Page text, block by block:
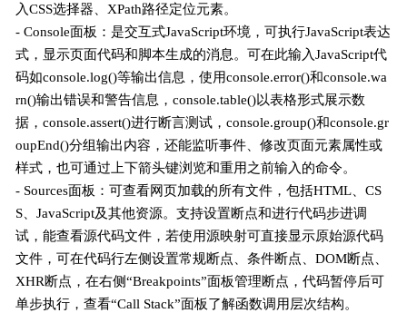
入CSS选择器、XPath路径定位元素。
- Console面板：是交互式JavaScript环境，可执行JavaScript表达
式，显示页面代码和脚本生成的消息。可在此输入JavaScript代
码如console.log()等输出信息，使用console.error()和console.wa
rn()输出错误和警告信息，console.table()以表格形式展示数
据，console.assert()进行断言测试，console.group()和console.gr
oupEnd()分组输出内容，还能监听事件、修改页面元素属性或
样式，也可通过上下箭头键浏览和重用之前输入的命令。
- Sources面板：可查看网页加载的所有文件，包括HTML、CS
S、JavaScript及其他资源。支持设置断点和进行代码步进调
试，能查看源代码文件，若使用源映射可直接显示原始源代码
文件，可在代码行左侧设置常规断点、条件断点、DOM断点、
XHR断点，在右侧“Breakpoints”面板管理断点，代码暂停后可
单步执行，查看“Call Stack”面板了解函数调用层次结构。